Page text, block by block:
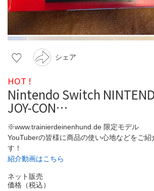
シェア
HOT !
Nintendo Switch
JOY-CON…
※www.trainierdeinenhund.de 限定モデル
YouTuberの皆様に商品の使い心地などをご紹
す！
紹介動画はこちら
ネット販売
価格（税込）